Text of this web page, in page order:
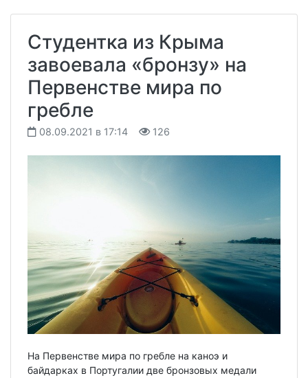
Студентка из Крыма
завоевала «бронзу» на
Первенстве мира по
гребле
08.09.2021 в 17:14 126
На Первенстве мира по гребле на каноэ и
байдарках в Португалии две бронзовых медали